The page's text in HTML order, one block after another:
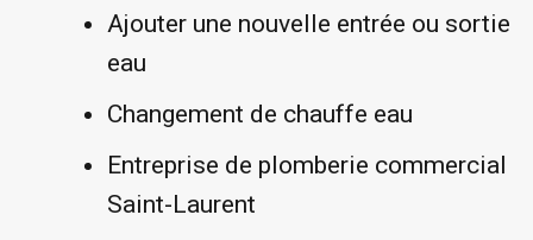
Ajouter une nouvelle entrée ou sortie
eau
Changement de chauffe eau
Entreprise de plomberie commercial
Saint-Laurent